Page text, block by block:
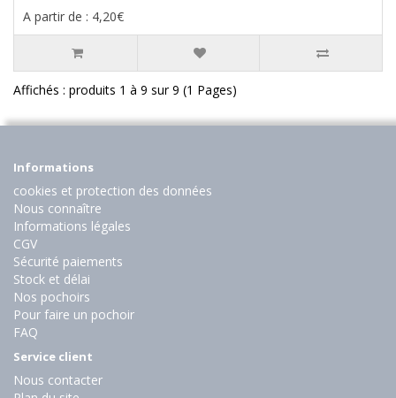
A partir de : 4,20€
Affichés : produits 1 à 9 sur 9 (1 Pages)
Informations
cookies et protection des données
Nous connaître
Informations légales
CGV
Sécurité paiements
Stock et délai
Nos pochoirs
Pour faire un pochoir
FAQ
Service client
Nous contacter